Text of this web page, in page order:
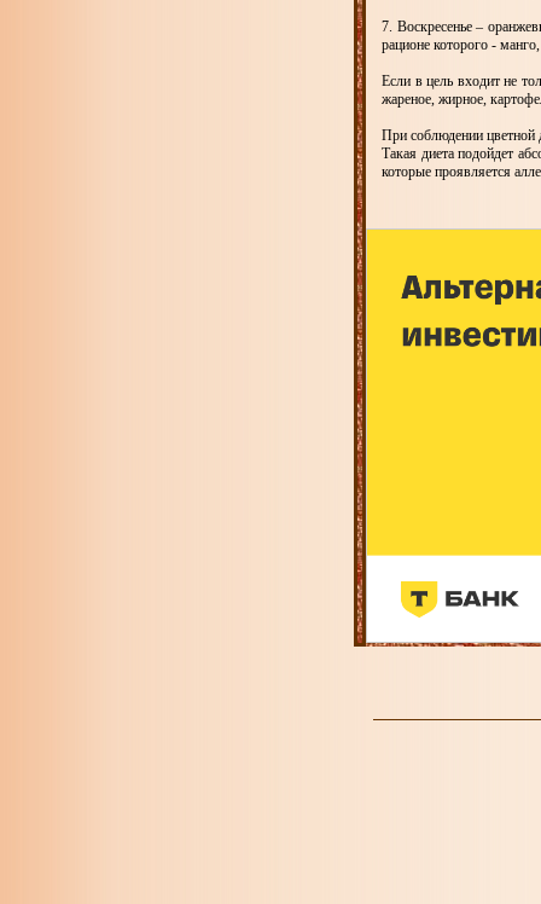
7. Воскресенье –
рационе которого -
Если в цель входит не
жареное, жирное,
При соблюдении цветной
Такая диета подойдет
которые проявляется